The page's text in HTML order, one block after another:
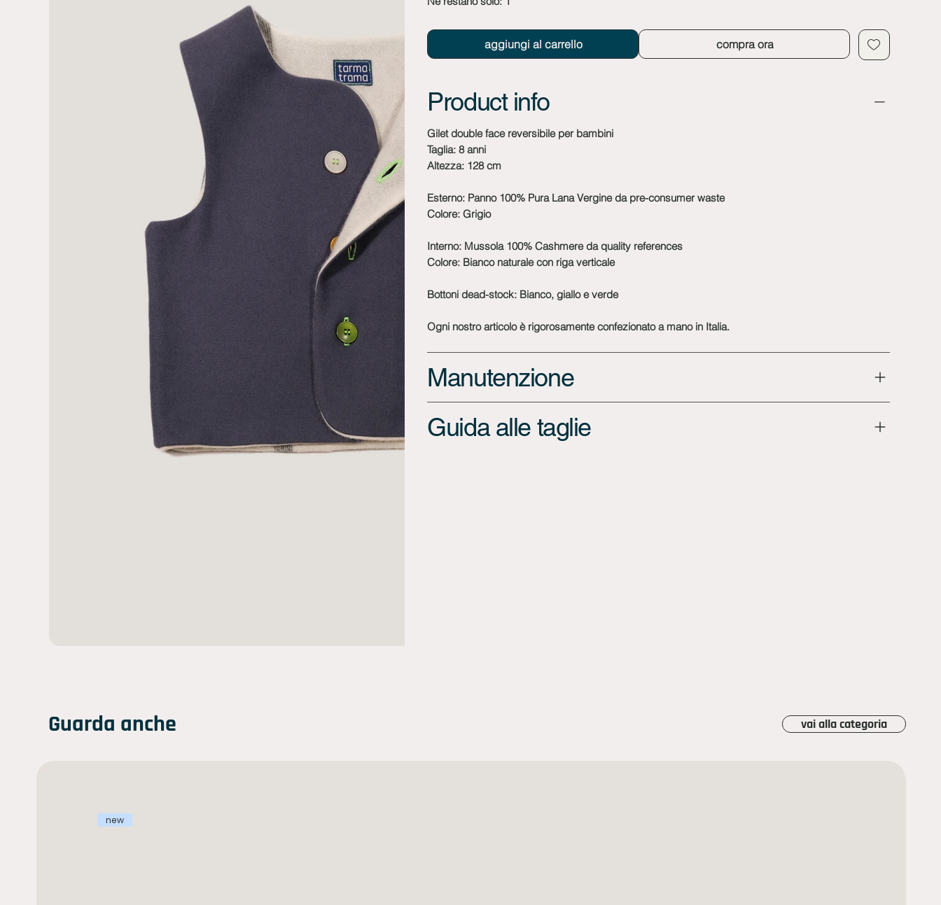
aggiungi al carrello compra ora
Product info
Gilet double face reversibile per bambini
Taglia: 8 anni
Altezza: 128 cm
Esterno: Panno 100% Pura Lana Vergine da pre-consumer waste
Colore: Grigio
Interno: Mussola 100% Cashmere da quality references
Colore: Bianco naturale con riga verticale
Bottoni dead-stock: Bianco, giallo e verde
Ogni nostro articolo è rigorosamente confezionato a mano in Italia.
Manutenzione
Guida alle taglie
Guarda anche vai alla categoria
new